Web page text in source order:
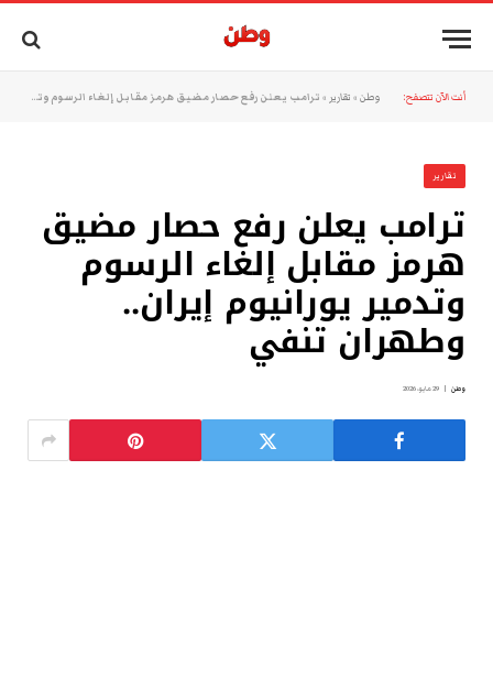
أنت الآن تتصفح: وطن » تقارير » ترامب يعلن رفع حصار مضيق هرمز مقابل إلغاء الرسوم وتدمير يورانيوم إيران.. وطهران تنفي
تقارير
ترامب يعلن رفع حصار مضيق
هرمز مقابل إلغاء الرسوم
وتدمير يورانيوم إيران..
وطهران تنفي
وطن 29 مايو، 2026